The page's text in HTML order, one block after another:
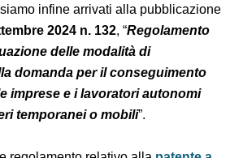
siamo infine arrivati alla
Decreto 18 settembre 2024 n. 132
all'individuazione delle
della domanda per il
patente per le imprese e i
operanti nei cantieri